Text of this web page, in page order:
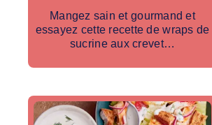
Mangez sain et gourmand et
essayez cette recette de wraps de
sucrine aux crevet…